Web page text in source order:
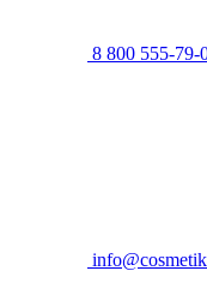
8 800 555-79-